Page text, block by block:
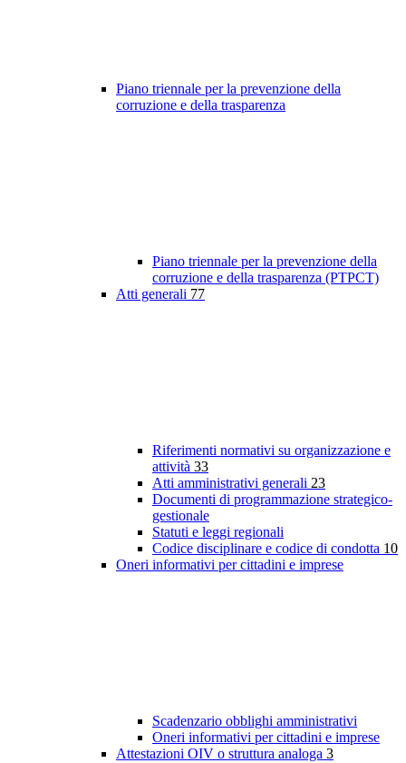
Piano triennale per la prevenzione della
corruzione e della trasparenza
Piano triennale per la prevenzione della
corruzione e della trasparenza (PTPCT)
Atti generali 77
Riferimenti normativi su organizzazione e
attività 33
Atti amministrativi generali 23
Documenti di programmazione strategico-
gestionale
Statuti e leggi regionali
Codice disciplinare e codice di condotta 10
Oneri informativi per cittadini e imprese
Scadenzario obblighi amministrativi
Oneri informativi per cittadini e imprese
Attestazioni OIV o struttura analoga 3